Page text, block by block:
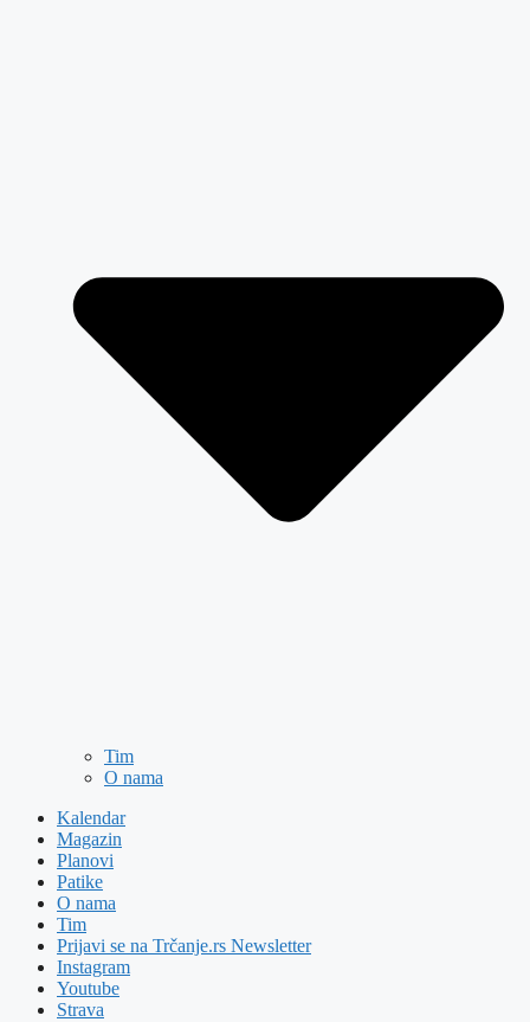
Tim
O nama
Kalendar
Magazin
Planovi
Patike
O nama
Tim
Prijavi se na Trčanje.rs Newsletter
Instagram
Youtube
Strava